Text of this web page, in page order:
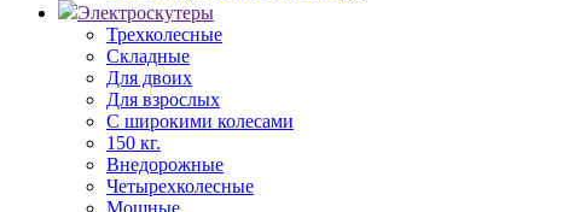
Электроскутеры
Трехколесные
Складные
Для двоих
Для взрослых
С широкими колесами
150 кг.
Внедорожные
Четырехколесные
Мощные